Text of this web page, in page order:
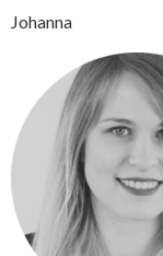
Johanna